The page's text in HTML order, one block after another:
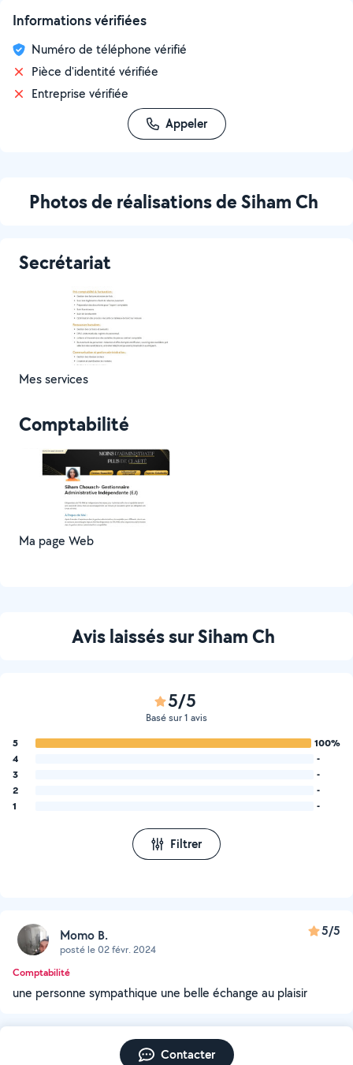
Informations vérifiées
Numéro de téléphone vérifié
Pièce d'identité vérifiée
Entreprise vérifiée
Appeler
Photos de réalisations de Siham Ch
Secrétariat
Mes services
Comptabilité
Ma page Web
Avis laissés sur Siham Ch
5/5
Basé sur 1 avis
5
100%
4
-
3
-
2
-
1
-
Filtrer
Momo B.
posté le 02 févr. 2024
5/5
Comptabilité
une personne sympathique une belle échange au plaisir
Contacter